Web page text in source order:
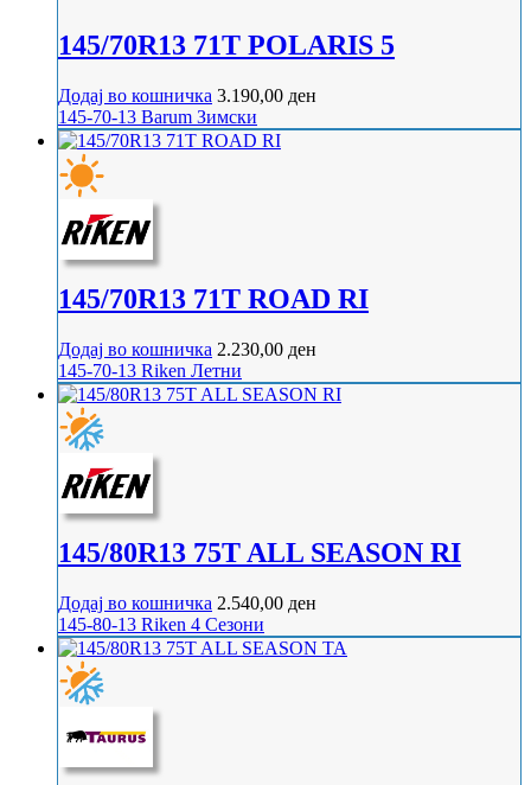
145/70R13 71T POLARIS 5
Додај во кошничка 3.190,00 ден
145-70-13 Barum Зимски
145/70R13 71T ROAD RI
Додај во кошничка 2.230,00 ден
145-70-13 Riken Летни
145/80R13 75T ALL SEASON RI
Додај во кошничка 2.540,00 ден
145-80-13 Riken 4 Сезони